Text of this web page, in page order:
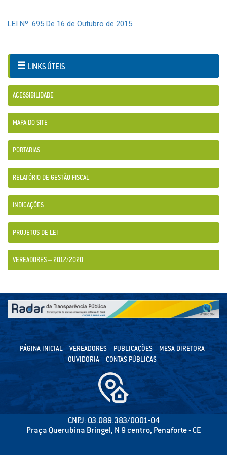
LEI Nº. 695 De 16 de Outubro de 2015
LINKS ÚTEIS
ACESSIBILIDADE
MAPA DO SITE
PORTARIAS
RELATÓRIO DE GESTÃO FISCAL
INDICAÇÕES
PROJETOS DE LEI
VEREADORES – 2017/2020
PÁGINA INICIAL VEREADORES PUBLICAÇÕES
MESA DIRETORA
OUVIDORIA
CONTAS PÚBLICAS
CNPJ: 03.089.383/0001-04
Praça Querubina Bringel, N 9 centro, Penaforte - CE